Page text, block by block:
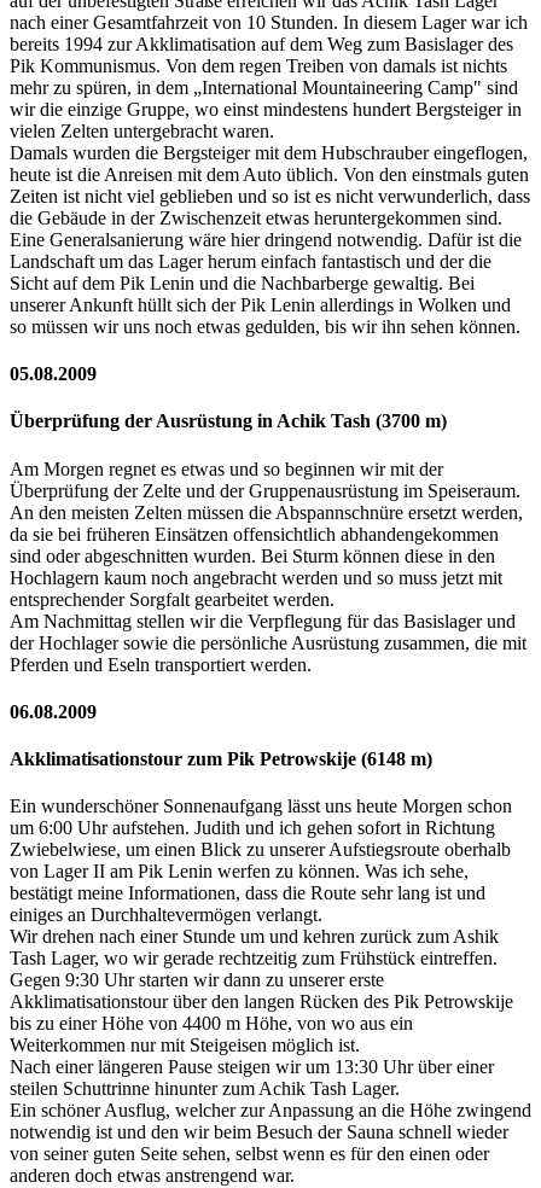
nach einer Gesamtfahrzeit von 10 Stunden. In diesem Lager war ich
bereits 1994 zur Akklimatisation auf dem Weg zum Basislager des
Pik Kommunismus. Von dem regen Treiben von damals ist nichts
mehr zu spüren, in dem „International Mountaineering Camp" sind
wir die einzige Gruppe, wo einst mindestens hundert Bergsteiger in
vielen Zelten untergebracht waren.
Damals wurden die Bergsteiger mit dem Hubschrauber eingeflogen,
heute ist die Anreisen mit dem Auto üblich. Von den einstmals guten
Zeiten ist nicht viel geblieben und so ist es nicht verwunderlich, dass
die Gebäude in der Zwischenzeit etwas heruntergekommen sind.
Eine Generalsanierung wäre hier dringend notwendig. Dafür ist die
Landschaft um das Lager herum einfach fantastisch und der die
Sicht auf dem Pik Lenin und die Nachbarberge gewaltig. Bei
unserer Ankunft hüllt sich der Pik Lenin allerdings in Wolken und
so müssen wir uns noch etwas gedulden, bis wir ihn sehen können.
05.08.2009
Überprüfung der Ausrüstung in Achik Tash (3700 m)
Am Morgen regnet es etwas und so beginnen wir mit der
Überprüfung der Zelte und der Gruppenausrüstung im Speiseraum.
An den meisten Zelten müssen die Abspannschnüre ersetzt werden,
da sie bei früheren Einsätzen offensichtlich abhandengekommen
sind oder abgeschnitten wurden. Bei Sturm können diese in den
Hochlagern kaum noch angebracht werden und so muss jetzt mit
entsprechender Sorgfalt gearbeitet werden.
Am Nachmittag stellen wir die Verpflegung für das Basislager und
der Hochlager sowie die persönliche Ausrüstung zusammen, die mit
Pferden und Eseln transportiert werden.
06.08.2009
Akklimatisationstour zum Pik Petrowskije (6148 m)
Ein wunderschöner Sonnenaufgang lässt uns heute Morgen schon
um 6:00 Uhr aufstehen. Judith und ich gehen sofort in Richtung
Zwiebelwiese, um einen Blick zu unserer Aufstiegsroute oberhalb
von Lager II am Pik Lenin werfen zu können. Was ich sehe,
bestätigt meine Informationen, dass die Route sehr lang ist und
einiges an Durchhaltevermögen verlangt.
Wir drehen nach einer Stunde um und kehren zurück zum Ashik
Tash Lager, wo wir gerade rechtzeitig zum Frühstück eintreffen.
Gegen 9:30 Uhr starten wir dann zu unserer erste
Akklimatisationstour über den langen Rücken des Pik Petrowskije
bis zu einer Höhe von 4400 m Höhe, von wo aus ein
Weiterkommen nur mit Steigeisen möglich ist.
Nach einer längeren Pause steigen wir um 13:30 Uhr über einer
steilen Schuttrinne hinunter zum Achik Tash Lager.
Ein schöner Ausflug, welcher zur Anpassung an die Höhe zwingend
notwendig ist und den wir beim Besuch der Sauna schnell wieder
von seiner guten Seite sehen, selbst wenn es für den einen oder
anderen doch etwas anstrengend war.